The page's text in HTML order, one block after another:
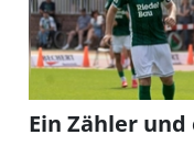
Ein Zähler